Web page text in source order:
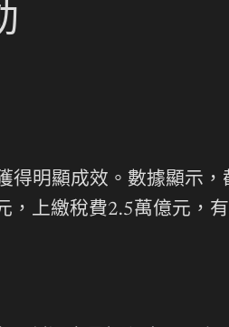
明顯成效。數據顯示
，上繳稅費2.5萬億元，